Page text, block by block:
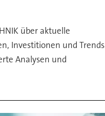
über aktuelle
Investitionen und Trends
Analysen und